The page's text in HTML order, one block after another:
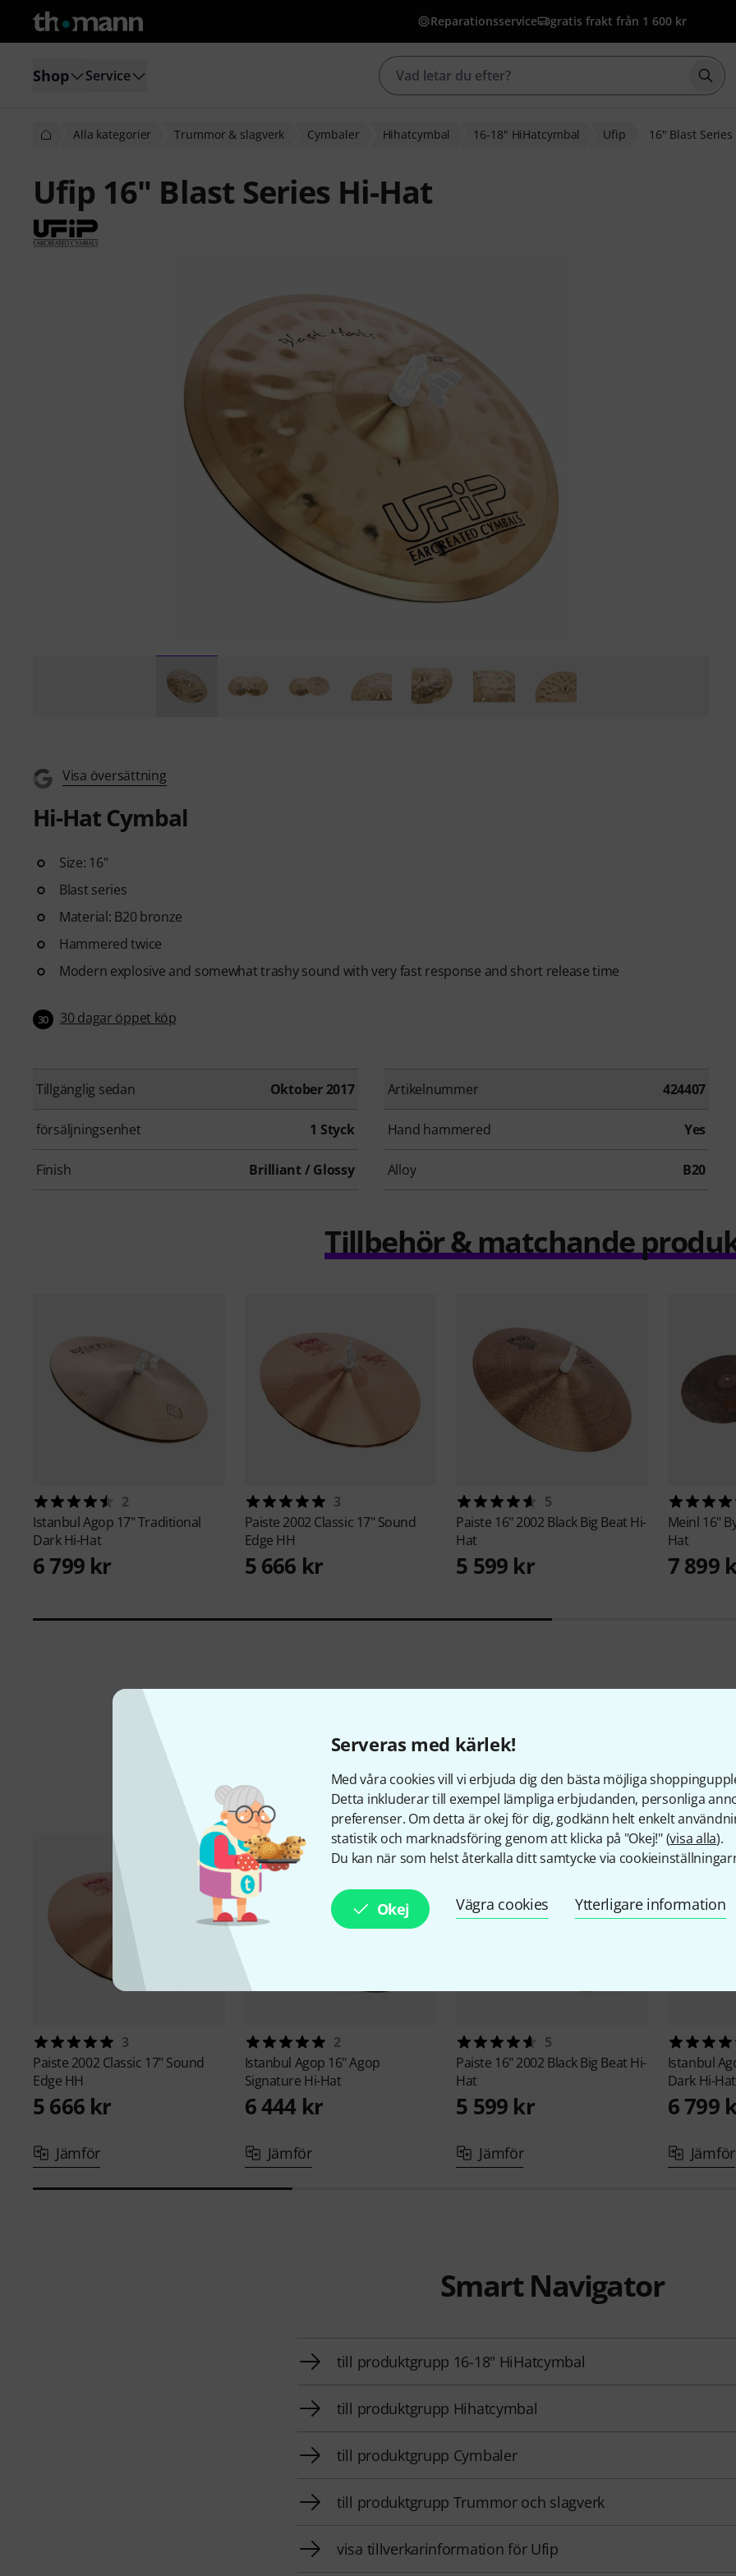
Serveras med kärlek!
Med våra cookies vill vi erbjuda dig den bästa möjliga
Detta inkluderar till exempel lämpliga erbjudanden, personliga
preferenser. Om detta är okej för dig, godkänn helt enkelt
statistik och marknadsföring genom att klicka på "Okej!" (visa alla).
Du kan när som helst återkalla ditt samtycke via
Okej Vägra cookies Ytterligare information
Reparationsservice gratis frakt från 1 600 kr
Shop Service
Alla kategorier Trummor & slagverk Cymbaler Hihatcymbal 16-18" HiHatcymbal Ufip 16" Blast
Ufip 16" Blast Series Hi-Hat
Visa översättning
Hi-Hat Cymbal
Size: 16"
Blast series
Material: B20 bronze
Hammered twice
Modern explosive and somewhat trashy sound with very fast response and short release time
30 30 dagar öppet köp
Tillgänglig sedan Oktober 2017 Artikelnummer 424407
försäljningsenhet 1 Styck Hand hammered Yes
Finish Brilliant / Glossy Alloy B20
Tillbehör & matchande
2
Istanbul Agop 17" Traditional
Dark Hi-Hat
6 799 kr
3
Paiste 2002 Classic 17" Sound
Edge HH
5 666 kr
5
Paiste 16" 2002 Black Big Beat Hi-
Hat
5 599 kr
Meinl 16"
Hat
7 899
Jämför alternativ
3
Paiste 2002 Classic 17" Sound
Edge HH
5 666 kr
Jämför
2
Istanbul Agop 16" Agop
Signature Hi-Hat
6 444 kr
Jämför
5
Paiste 16" 2002 Black Big Beat Hi-
Hat
5 599 kr
Jämför
Istanbul
Dark Hi-Hat
6 799
Jämför
Smart Navigator
till produktgrupp 16-18" HiHatcymbal
till produktgrupp Hihatcymbal
till produktgrupp Cymbaler
till produktgrupp Trummor och slagverk
visa tillverkarinformation för Ufip